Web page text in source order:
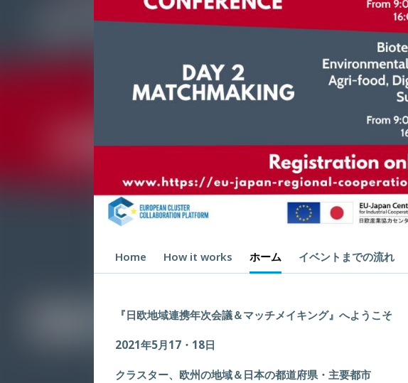
Home How it works ホーム イベントまでの流れ
『日欧地域連携年次会議＆マッチメイキング』へようこそ
2021年5月17 ・ 18日
クラスター、欧州の地域＆日本の都道府県・主要都市